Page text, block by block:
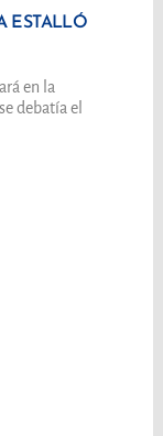
ESTALLÓ
en la
debatía el